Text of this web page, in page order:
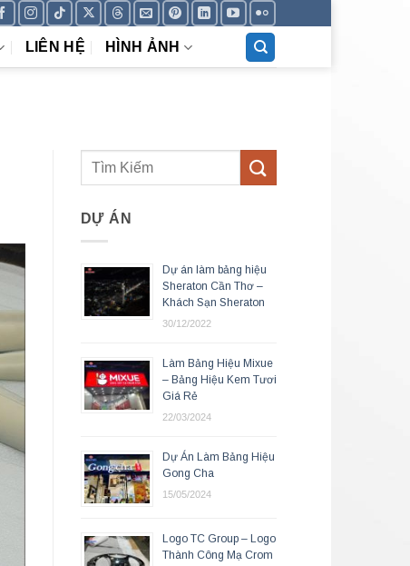
LIÊN HỆ HÌNH ẢNH
DỰ ÁN
Dự án làm bảng hiệu
Sheraton Cần Thơ –
Khách Sạn Sheraton
30/12/2022
Làm Bảng Hiệu Mixue
– Bảng Hiệu Kem Tươi
Giá Rẻ
22/03/2024
Dự Án Làm Bảng Hiệu
Gong Cha
15/05/2024
Logo TC Group – Logo
Thành Công Mạ Crom